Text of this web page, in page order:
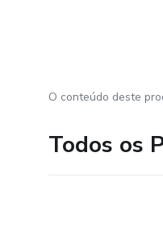
O conteúdo deste
Todos os